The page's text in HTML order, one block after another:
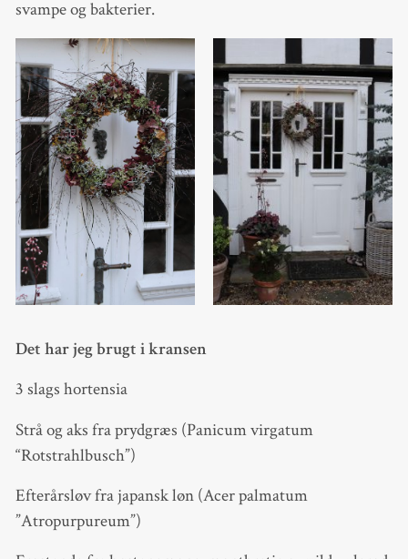
svampe og bakterier.
Det har jeg brugt i kransen
3 slags hortensia
Strå og aks fra prydgræs (Panicum virgatum
“Rotstrahlbusch”)
Efterårsløv fra japansk løn (Acer palmatum
”Atropurpureum”)